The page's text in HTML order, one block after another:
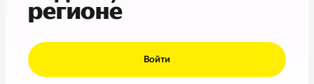
регионе
Войти